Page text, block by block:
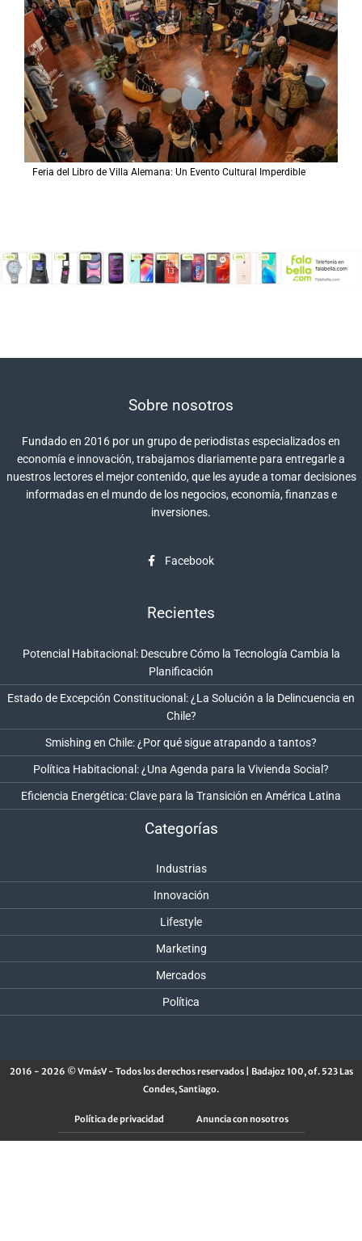
Feria del Libro de Villa Alemana: Un Evento Cultural Imperdible
Sobre nosotros
Fundado en 2016 por un grupo de periodistas especializados en
economía e innovación, trabajamos diariamente para entregarle a
nuestros lectores el mejor contenido, que les ayude a tomar decisiones
informadas en el mundo de los negocios, economía, finanzas e
inversiones.
Facebook
Recientes
Potencial Habitacional: Descubre Cómo la Tecnología Cambia la
Planificación
Estado de Excepción Constitucional: ¿La Solución a la Delincuencia en
Chile?
Smishing en Chile: ¿Por qué sigue atrapando a tantos?
Política Habitacional: ¿Una Agenda para la Vivienda Social?
Eficiencia Energética: Clave para la Transición en América Latina
Categorías
Industrias
Innovación
Lifestyle
Marketing
Mercados
Política
2016 - 2026 © VmásV - Todos los derechos reservados | Badajoz 100, of. 523 Las
Condes, Santiago.
Política de privacidad Anuncia con nosotros